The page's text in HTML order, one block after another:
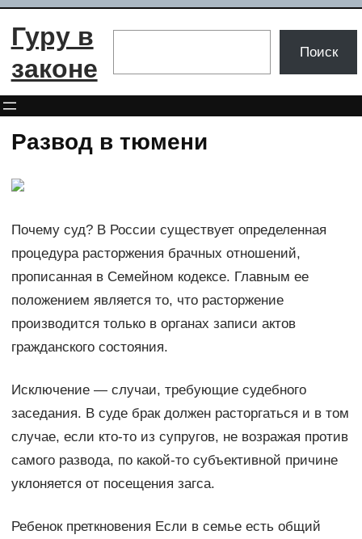
Перейти
Гуру в
законе
Поиск
Развод в тюмени
Почему суд? В России существует определенная
процедура расторжения брачных отношений,
прописанная в Семейном кодексе. Главным ее
положением является то, что расторжение
производится только в органах записи актов
гражданского состояния.
Исключение — случаи, требующие судебного
заседания. В суде брак должен расторгаться и в том
случае, если кто-то из супругов, не возражая против
самого развода, по какой-то субъективной причине
уклоняется от посещения загса.
Ребенок преткновения Если в семье есть общий